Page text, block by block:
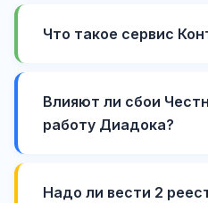
Что такое сервис
Влияют ли сбои
работу Диадока?
Надо ли вести 2